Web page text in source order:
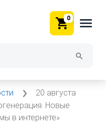
0
20 августа
Новые
в интернете»